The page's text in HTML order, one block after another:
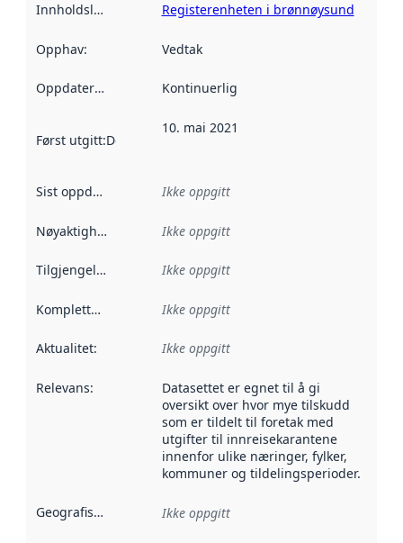
Innholdsleverandører :
Registerenheten i brønnøysund
Opphav: Vedtak
Oppdateringsfrekvens :
Kontinuerlig
Først utgitt:Denne datoen sier når dataene i dette
10. mai 2021
Sist oppdatert Ikke oppgitt
Nøyaktighet Ikke oppgitt
Tilgjengelighet Ikke oppgitt
Kompletthet Ikke oppgitt
Aktualitet: Ikke oppgitt
Relevans:
Datasettet er egnet til å gi
oversikt over hvor mye tilskudd
som er tildelt til foretak med
utgifter til innreisekarantene
innenfor ulike næringer, fylker,
kommuner og tildelingsperioder.
Geografisk avgrensning :
Ikke oppgitt